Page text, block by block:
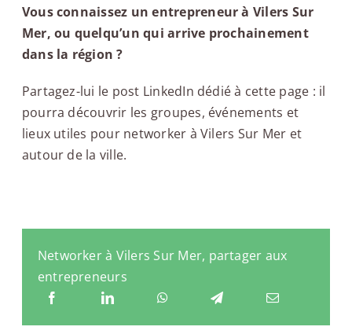
Vous connaissez un entrepreneur à Vilers Sur
Mer, ou quelqu’un qui arrive prochainement
dans la région ?
Partagez-lui le post LinkedIn dédié à cette page : il
pourra découvrir les groupes, événements et
lieux utiles pour networker à Vilers Sur Mer et
autour de la ville.
Networker à Vilers Sur Mer, partager aux
entrepreneurs